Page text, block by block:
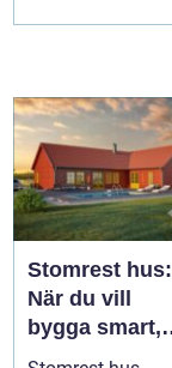
Stomrest hus:
När du vill
bygga smart,
tryggt och